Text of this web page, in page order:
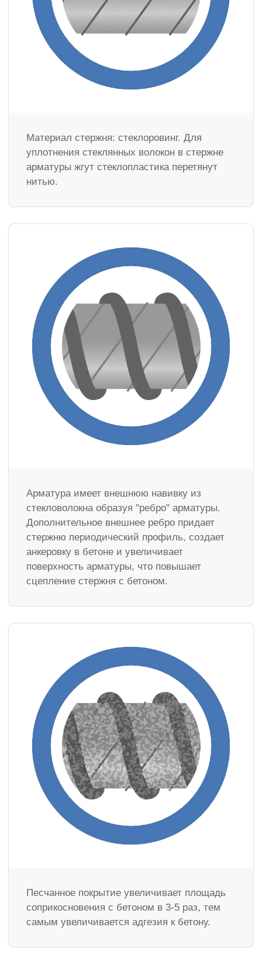
Материал стержня: стеклоровинг. Для
уплотнения стеклянных волокон в стержне
арматуры жгут стеклопластика перетянут
нитью.
Арматура имеет внешнюю навивку из
стекловолокна образуя "ребро" арматуры.
Дополнительное внешнее ребро придает
стержню периодический профиль, создает
анкеровку в бетоне и увеличивает
поверхность арматуры, что повышает
сцепление стержня с бетоном.
Песчанное покрытие увеличивает площадь
соприкосновения с бетоном в 3-5 раз, тем
самым увеличивается адгезия к бетону.